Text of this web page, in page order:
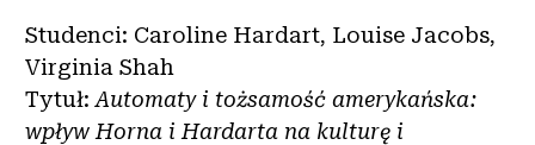
Studenci: Caroline Hardart, Louise Jacobs,
Virginia Shah
Tytuł:Automaty i tożsamość amerykańska:
wpływ Horna i Hardarta na kulturę i